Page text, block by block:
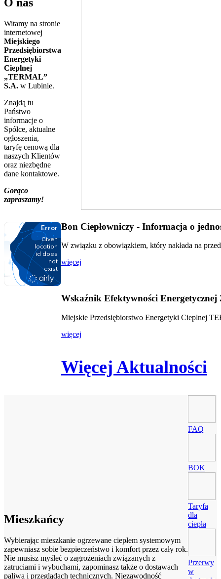
Witamy na stronie
internetowej
Miejskiego
Przedsiębiorstwa
Energetyki
Cieplnej
„TERMAL”
S.A. w Lubinie.
Znajdą tu
Państwo
informacje o
Spółce, aktualne
ogłoszenia,
taryfę cenową dla
naszych Klientów
oraz niezbędne
dane kontaktowe.
Gorąco
zapraszamy!
Bon Ciepłowniczy - Informacja o
W związku z obowiązkiem, który nakłada na
więcej
Wskaźnik Efektywności Energetycznej
Miejskie Przedsiębiorstwo Energetyki Cieplnej
więcej
Więcej Aktualności
Mieszkańcy
Wybierając mieszkanie ogrzewane ciepłem systemowym
zapewniasz sobie bezpieczeństwo i komfort przez cały rok.
Nie musisz myśleć o zagrożeniach związanych z
zatruciami i wybuchami, zapominasz także o dostawach
paliwa i przeglądach technicznych. Niezawodność
FAQ
BOK
Taryfa
dla
ciepła
Przerwy
w